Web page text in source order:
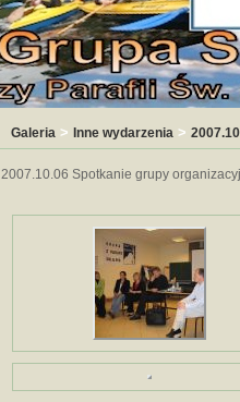
Galeria > Inne wydarzenia >
2007.10.06 Spotkanie grupy